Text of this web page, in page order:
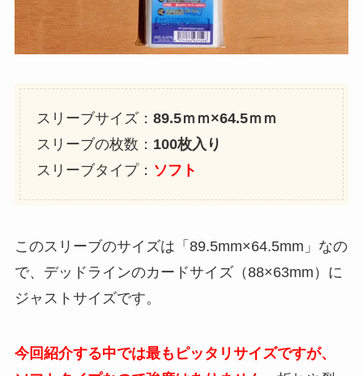
スリーブサイズ： 89.5ｍｍ×64.5ｍｍ
スリーブの枚数： 100枚入り
スリーブタイプ： ソフト
このスリーブのサイズは「89.5mm×64.5mm」なの
で、デッドラインのカードサイズ（88×63mm）に
ジャストサイズです。
今回紹介する中では最もピッタリサイズですが、